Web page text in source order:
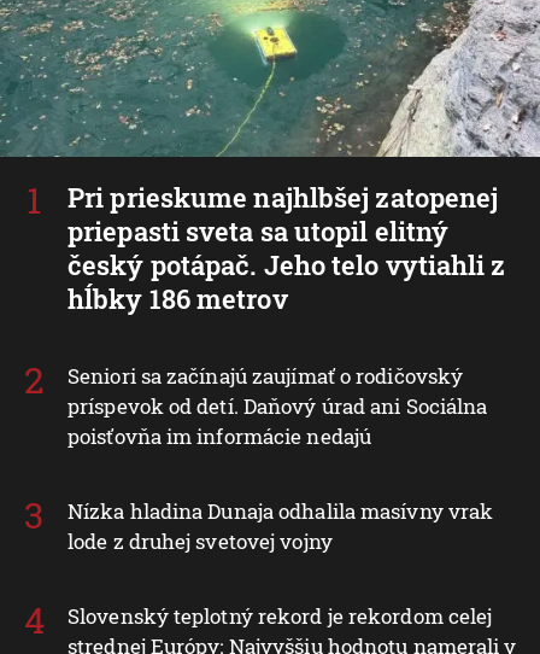
Pri prieskume najhlbšej zatopenej
priepasti sveta sa utopil elitný
český potápač. Jeho telo vytiahli z
hĺbky 186 metrov
Seniori sa začínajú zaujímať o rodičovský
príspevok od detí. Daňový úrad ani Sociálna
poisťovňa im informácie nedajú
Nízka hladina Dunaja odhalila masívny vrak
lode z druhej svetovej vojny
Slovenský teplotný rekord je rekordom celej
strednej Európy: Najvyššiu hodnotu namerali v